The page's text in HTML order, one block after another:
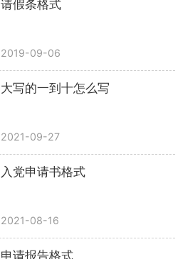
请假条格式
2019-09-06
大写的一到十怎么写
2021-09-27
入党申请书格式
2021-08-16
申请报告格式